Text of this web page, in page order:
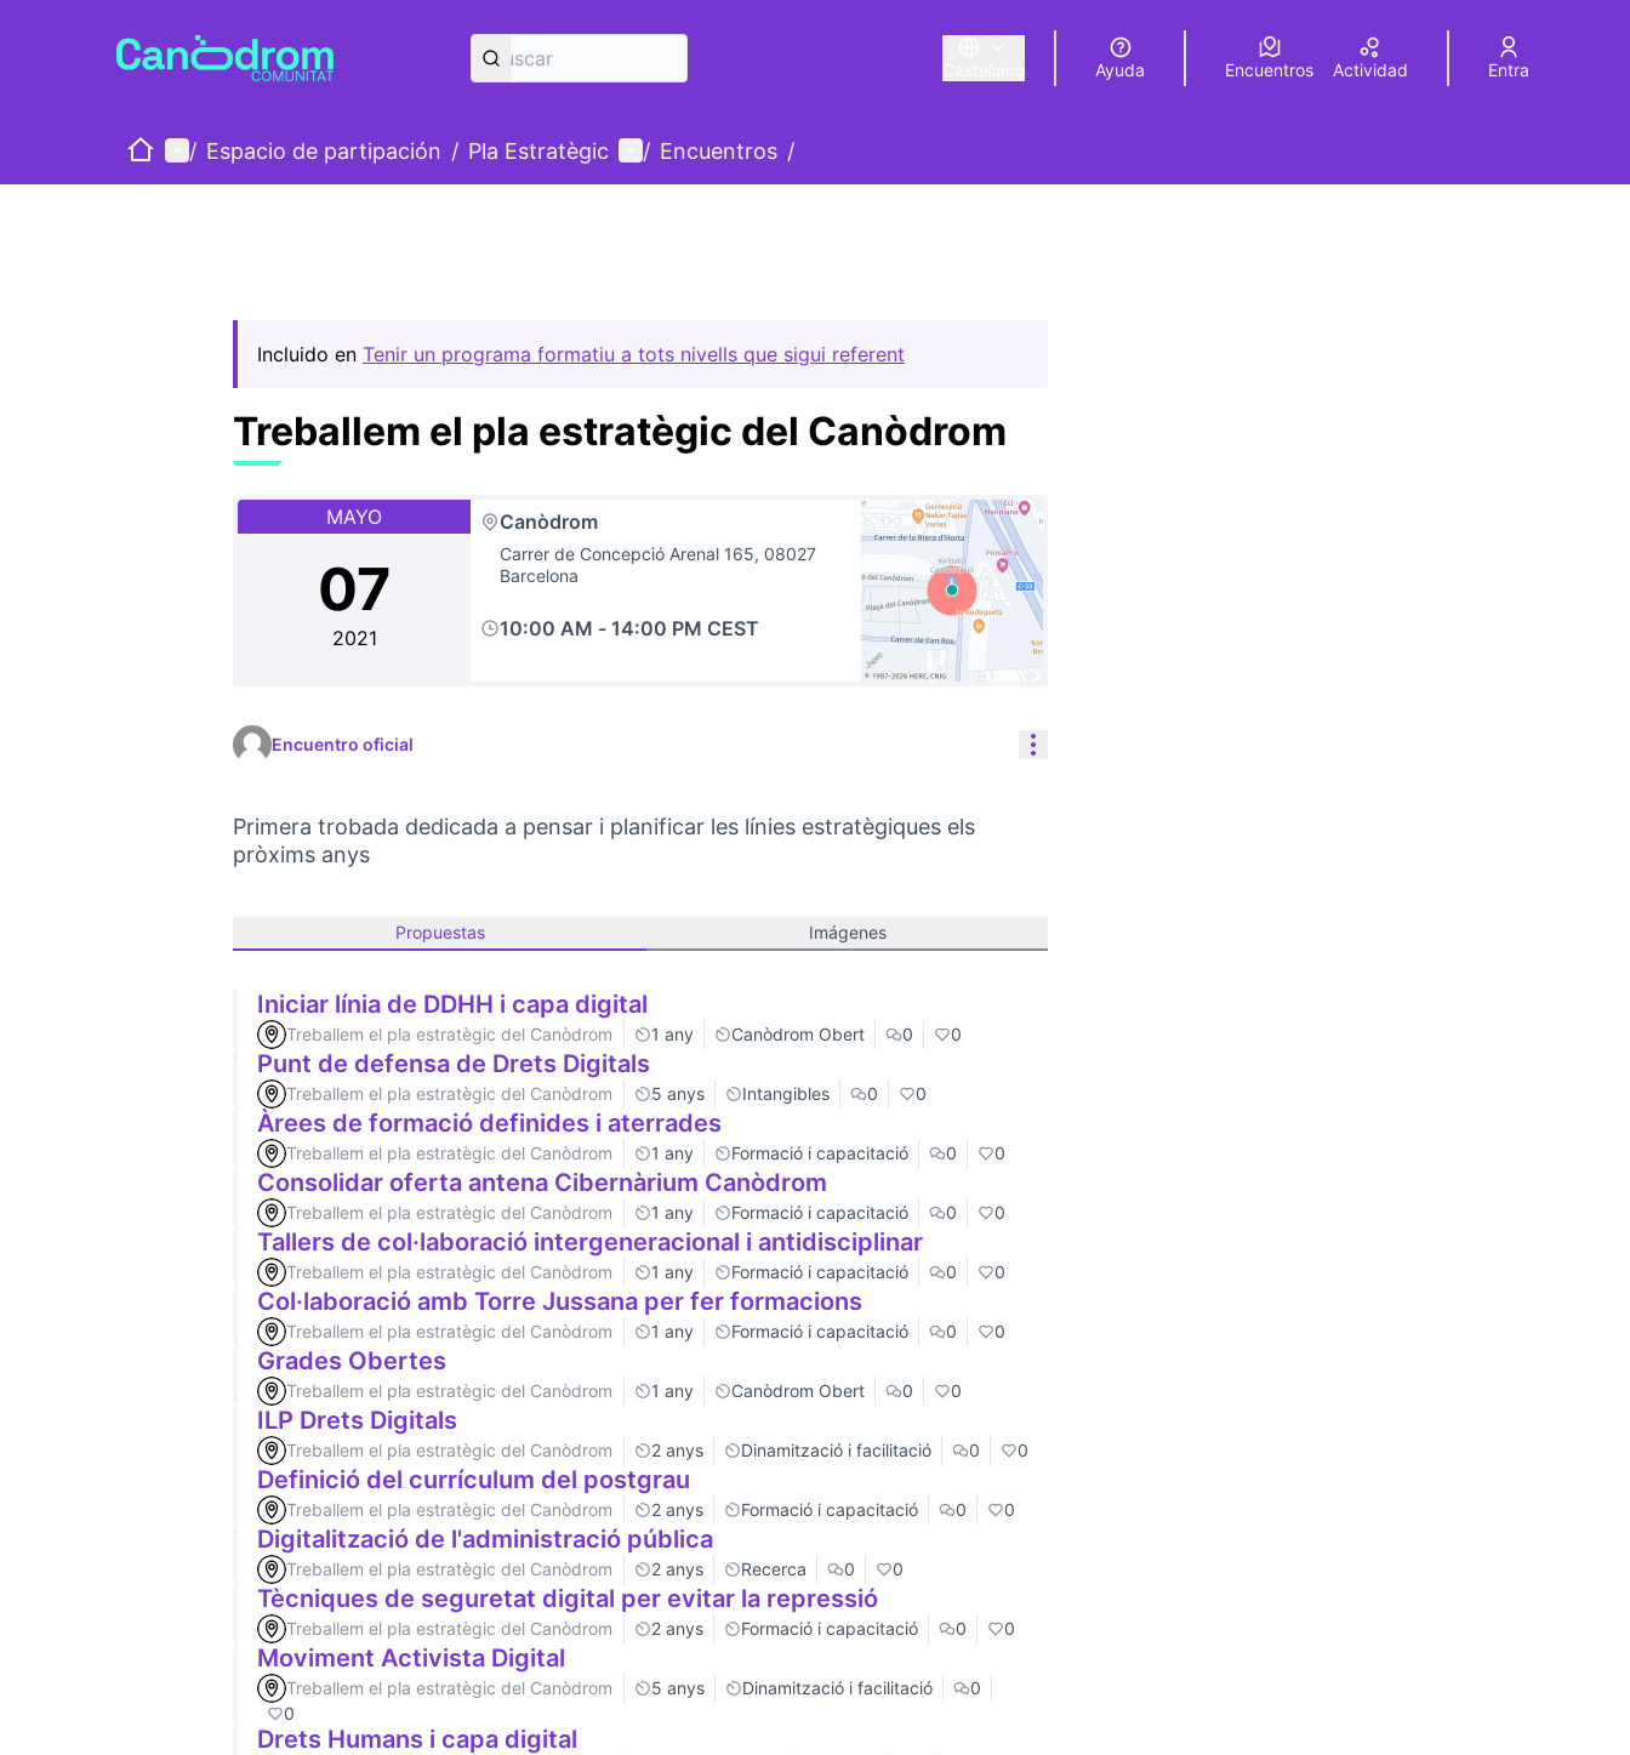
Triar la llengua Elegir el idioma Choose language
Ayuda Encuentros Actividad Entra
InicioMenú principal
/ Espacio de partipación / Pla Estratègic Menú de usuario
/ Encuentros /
Incluido en Tenir un programa formatiu a tots nivells que sigui referent
Treballem el pla estratègic del Canòdrom
MAYO
07
2021
Canòdrom
Carrer de Concepció Arenal 165, 08027
Barcelona
10:00 AM - 14:00 PM CEST
Encuentro oficial Controles de recursos
Primera trobada dedicada a pensar i planificar les línies estratègiques els
pròxims anys
Propuestas Imágenes
Iniciar línia de DDHH i capa digital
Treballem el pla estratègic del Canòdrom 1 any Canòdrom Obert 0 0
Punt de defensa de Drets Digitals
Treballem el pla estratègic del Canòdrom 5 anys Intangibles 0 0
Àrees de formació definides i aterrades
Treballem el pla estratègic del Canòdrom 1 any Formació i capacitació 0 0
Consolidar oferta antena Cibernàrium Canòdrom
Treballem el pla estratègic del Canòdrom 1 any Formació i capacitació 0 0
Tallers de col·laboració intergeneracional i antidisciplinar
Treballem el pla estratègic del Canòdrom 1 any Formació i capacitació 0 0
Col·laboració amb Torre Jussana per fer formacions
Treballem el pla estratègic del Canòdrom 1 any Formació i capacitació 0 0
Grades Obertes
Treballem el pla estratègic del Canòdrom 1 any Canòdrom Obert 0 0
ILP Drets Digitals
Treballem el pla estratègic del Canòdrom 2 anys Dinamització i facilitació 0 0
Definició del currículum del postgrau
Treballem el pla estratègic del Canòdrom 2 anys Formació i capacitació 0 0
Digitalització de l'administració pública
Treballem el pla estratègic del Canòdrom 2 anys Recerca 0 0
Tècniques de seguretat digital per evitar la repressió
Treballem el pla estratègic del Canòdrom 2 anys Formació i capacitació 0 0
Moviment Activista Digital
Treballem el pla estratègic del Canòdrom 5 anys Dinamització i facilitació
0
0
Drets Humans i capa digital